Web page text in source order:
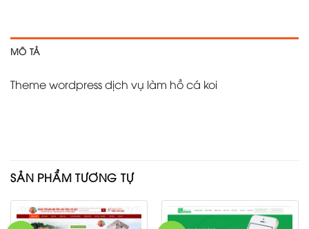
MÔ TẢ
Theme wordpress dịch vụ làm hồ cá koi
SẢN PHẨM TƯƠNG TỰ